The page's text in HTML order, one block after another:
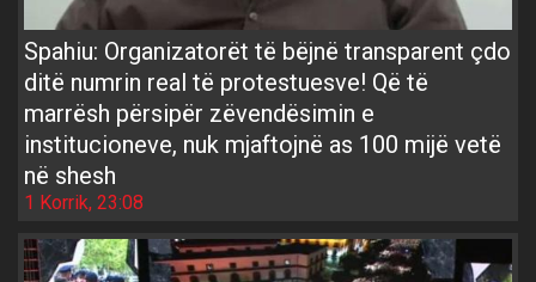
Spahiu: Organizatorët të bëjnë transparent çdo
ditë numrin real të protestuesve! Që të
marrësh përsipër zëvendësimin e
institucioneve, nuk mjaftojnë as 100 mijë vetë
në shesh
1 Korrik, 23:08